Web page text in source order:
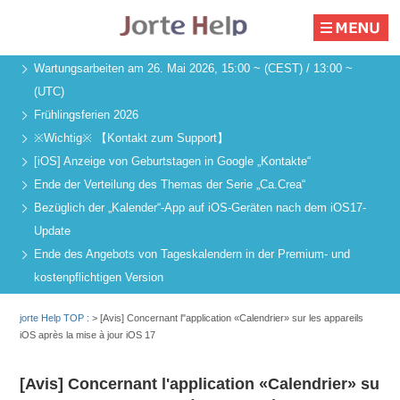
Wartungsarbeiten am 26. Mai 2026, 15:00 ~ (CEST) / 13:00 ~
(UTC)
Frühlingsferien 2026
※Wichtig※ 【Kontakt zum Support】
[iOS] Anzeige von Geburtstagen in Google „Kontakte“
Ende der Verteilung des Themas der Serie „Ca.Crea“
Bezüglich der „Kalender“-App auf iOS-Geräten nach dem iOS17-
Update
Ende des Angebots von Tageskalendern in der Premium- und
kostenpflichtigen Version
jorte Help TOP :>[Avis] Concernant l"application «Calendrier» sur les appareils
iOS après la mise à jour iOS 17
[Avis] Concernant l'application «Calendrier» su